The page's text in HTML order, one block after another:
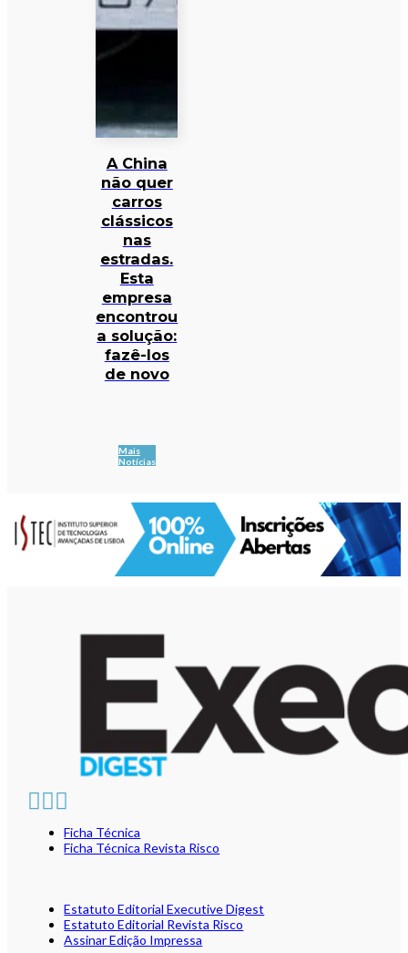
A China
não quer
carros
clássicos
nas
estradas.
Esta
empresa
encontrou
a solução:
fazê-los
de novo
Mais
Notícias
Ficha Técnica
Ficha Técnica Revista Risco
Estatuto Editorial Executive Digest
Estatuto Editorial Revista Risco
Assinar Edição Impressa